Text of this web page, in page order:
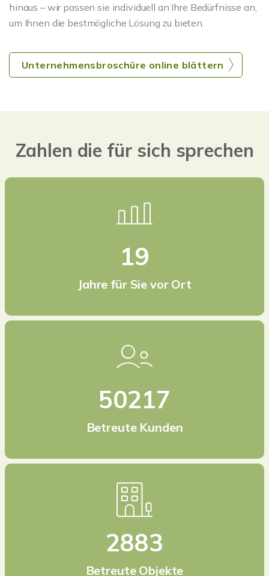
hinaus – wir passen sie individuell an Ihre Bedürfnisse an,
um Ihnen die bestmögliche Lösung zu bieten.
Unternehmensbroschüre online blättern
Zahlen die für sich sprechen
19
Jahre für Sie vor Ort
50217
Betreute Kunden
2883
Betreute Objekte